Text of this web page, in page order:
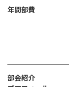
年間部費
部会紹介